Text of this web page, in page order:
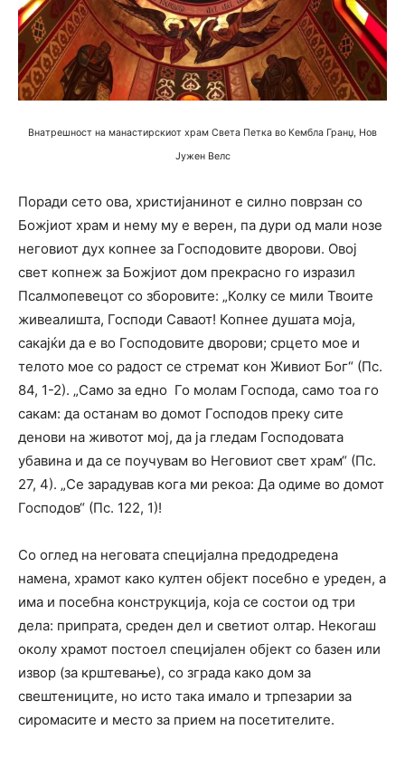
Внатрешност на манастирскиот храм Света Петка во Кембла Гранџ, Нов
Јужен Велс
Поради сето ова, христијанинот е силно поврзан со
Божјиот храм и нему му е верен, па дури од мали нозе
неговиот дух копнее за Господовите дворови. Овој
свет копнеж за Божјиот дом прекрасно го изразил
Псалмопевецот со зборовите: „Колку се мили Твоите
живеалишта, Господи Саваот! Копнее душата моја,
сакајќи да е во Господовите дворови; срцето мое и
телото мое со радост се стремат кон Живиот Бог“ (Пс.
84, 1-2). „Само за едно Го молам Господа, само тоа го
сакам: да останам во домот Господов преку сите
денови на животот мој, да ја гледам Господовата
убавина и да се поучувам во Неговиот свет храм“ (Пс.
27, 4). „Се зарадував кога ми рекоа: Да одиме во домот
Господов“ (Пс. 122, 1)!
Со оглед на неговата специјална предодредена
намена, храмот како култен објект посебно е уреден, а
има и посебна конструкција, која се состои од три
дела: припрата, среден дел и светиот олтар. Некогаш
околу храмот постоел специјален објект со базен или
извор (за крштевање), со зграда како дом за
свештениците, но исто така имало и трпезарии за
сиромасите и место за прием на посетителите.